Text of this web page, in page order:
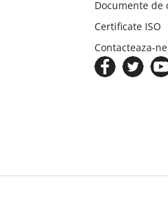
Documente
Certificate ISO
Contacteaza-ne